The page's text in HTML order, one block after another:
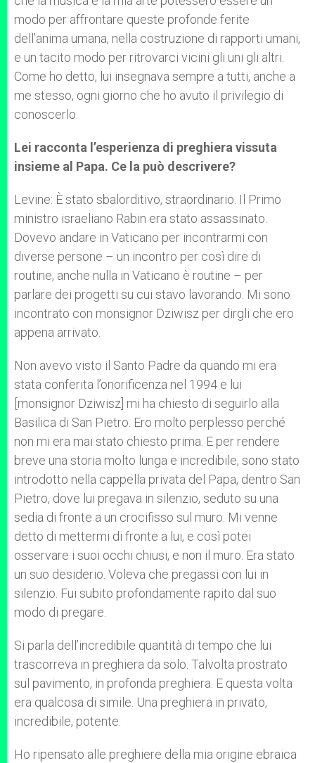
modo per affrontare queste profonde ferite
dell’anima umana, nella costruzione di rapporti umani,
e un tacito modo per ritrovarci vicini gli uni gli altri.
Come ho detto, lui insegnava sempre a tutti, anche a
me stesso, ogni giorno che ho avuto il privilegio di
conoscerlo.
Lei racconta l’esperienza di preghiera vissuta
insieme al Papa. Ce la può descrivere?
Levine: È stato sbalorditivo, straordinario. Il Primo
ministro israeliano Rabin era stato assassinato.
Dovevo andare in Vaticano per incontrarmi con
diverse persone – un incontro per così dire di
routine, anche nulla in Vaticano è routine – per
parlare dei progetti su cui stavo lavorando. Mi sono
incontrato con monsignor Dziwisz per dirgli che ero
appena arrivato.
Non avevo visto il Santo Padre da quando mi era
stata conferita l’onorificenza nel 1994 e lui
[monsignor Dziwisz] mi ha chiesto di seguirlo alla
Basilica di San Pietro. Ero molto perplesso perché
non mi era mai stato chiesto prima. E per rendere
breve una storia molto lunga e incredibile, sono stato
introdotto nella cappella privata del Papa, dentro San
Pietro, dove lui pregava in silenzio, seduto su una
sedia di fronte a un crocifisso sul muro. Mi venne
detto di mettermi di fronte a lui, e così potei
osservare i suoi occhi chiusi, e non il muro. Era stato
un suo desiderio. Voleva che pregassi con lui in
silenzio. Fui subito profondamente rapito dal suo
modo di pregare.
Si parla dell’incredibile quantità di tempo che lui
trascorreva in preghiera da solo. Talvolta prostrato
sul pavimento, in profonda preghiera. E questa volta
era qualcosa di simile. Una preghiera in privato,
incredibile, potente.
Ho ripensato alle preghiere della mia origine ebraica